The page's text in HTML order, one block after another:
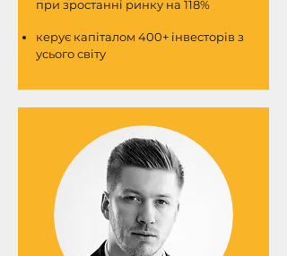
при зростанні ринку на 118%
керує капіталом 400+ інвесторів з
усього світу